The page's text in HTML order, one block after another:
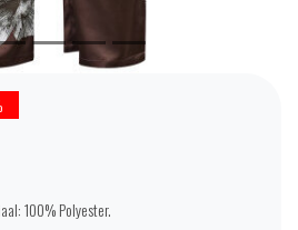
100% Polyester.